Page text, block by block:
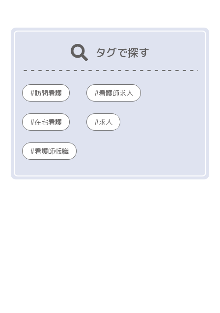
タグで探す
訪問看護 看護師求人
在宅看護 求人
看護師転職